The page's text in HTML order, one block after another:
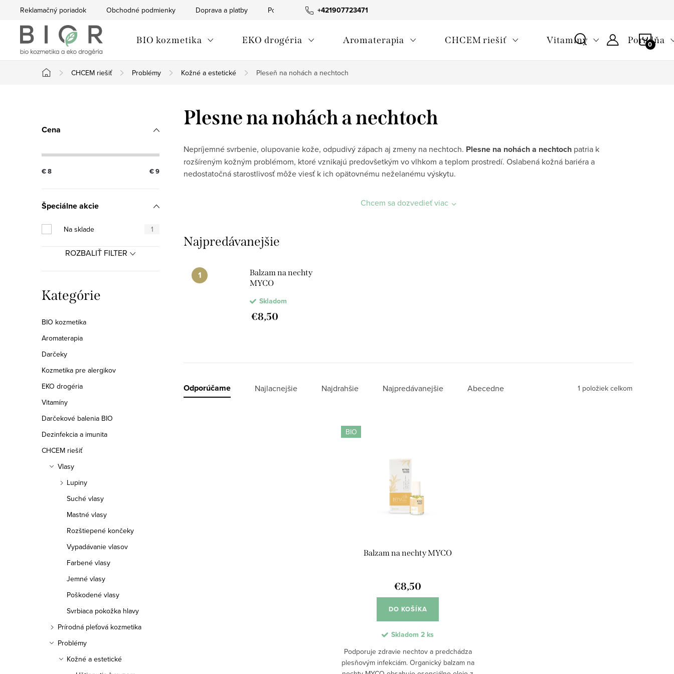
+421907723471
Reklamačný poriadok Obchodné podmienky Doprava a platby Podmienky ochrany osobných údajov
BIO kozmetika EKO drogéria Aromaterapia CHCEM riešiť Vitamíny Poradňa
Domov
CHCEM riešiť Problémy Kožné a estetické Pleseň na nohách a nechtoch
o
č
n
p
a
l
Cena
€8 €9
Špeciálne akcie
Na sklade 1
ROZBALIŤ FILTER
Preskočiť
kategórie
Kategórie
BIO kozmetika
Aromaterapia
Darčeky
Kozmetika pre alergikov
EKO drogéria
Vitamíny
Darčekové balenia BIO
Dezinfekcia a imunita
CHCEM riešiť
Vlasy
Lupiny
Suché vlasy
Mastné vlasy
Rozštiepené končeky
Vypadávanie vlasov
Farbené vlasy
Jemné vlasy
Poškodené vlasy
Svrbiaca pokožka hlavy
Prírodná pleťová kozmetika
Problémy
Kožné a estetické
Plesne na nohách a nechtoch
Nepríjemné svrbenie, olupovanie kože, odpudivý zápach aj zmeny na nechtoch. Plesne na nohách a nechtoch patria k
rozšíreným kožným problémom, ktoré vznikajú predovšetkým vo vlhkom a teplom prostredí. Oslabená kožná bariéra a
nedostatočná starostlivosť môže viesť k ich opätovnému neželanému výskytu.
Chcem sa dozvedieť viac
Najpredávanejšie
Balzam na nechty
MYCO
Skladom
€8,50
R
Odporúčame Najlacnejšie Najdrahšie Najpredávanejšie Abecedne 1 položiek celkom
BIO
Balzam na nechty MYCO
€8,50
DO KOŠÍKA
Skladom2 ks
Podporuje zdravie nechtov a predchádza
plesňovým infekciám. Organický balzam na